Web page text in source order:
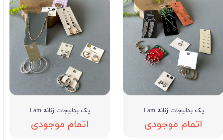
پک بدلیجات زنانه I am
اتمام موجودی
پک بدلیجات زنانه I am
اتمام موجودی